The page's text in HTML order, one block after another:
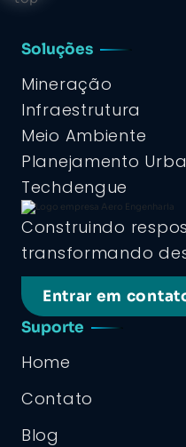
Construindo
transformando
Entrar em
Suporte
Home
Contato
Blog
Soluções
Mineração
Infraestrutura
Meio Ambiente
Planejamento
Techdengue